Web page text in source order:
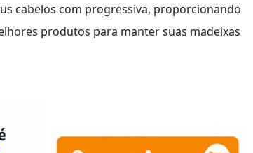
cabelos com progressiva, proporcionando
produtos para manter suas madeixas